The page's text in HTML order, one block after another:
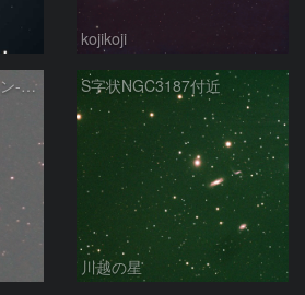
kojikoji
5月18日のシュヴァスマン-ヴァハマン第1彗星（29P） S字状NGC3187付近
川越の星